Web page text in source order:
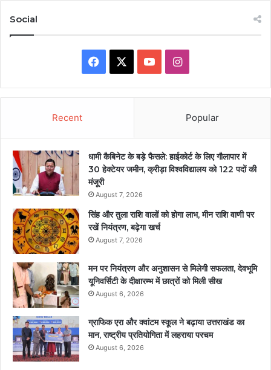
Social
Facebook YouTubeInstagram
Recent Popular
धामी कैबिनेट के बड़े फैसले: हाईकोर्ट के लिए गौलापार में
30 हेक्टेयर जमीन, क्रीड़ा विश्वविद्यालय को 122 पदों की
मंजूरी
August 7, 2026
सिंह और तुला राशि वालों को होगा लाभ, मीन राशि वाणी पर
रखें नियंत्रण, बढ़ेगा खर्च
August 7, 2026
मन पर नियंत्रण और अनुशासन से मिलेगी सफलता, देवभूमि
यूनिवर्सिटी के दीक्षारम्भ में छात्रों को मिली सीख
August 6, 2026
ग्राफिक एरा और क्वांटम स्कूल ने बढ़ाया उत्तराखंड का
मान, राष्ट्रीय प्रतियोगिता में लहराया परचम
August 6, 2026